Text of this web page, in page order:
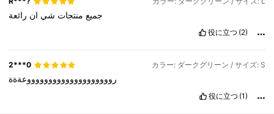
جميع منتجات شي ان رائعة
役に立つ (2)
2***0 カラー: ダークグリーン / サイズ: S
رووووووووووووووووووووعةةة
役に立つ (1)